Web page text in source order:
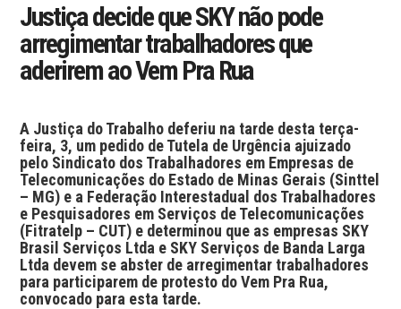
Justiça decide que SKY não pode
arregimentar trabalhadores que
aderirem ao Vem Pra Rua
A Justiça do Trabalho deferiu na tarde desta terça-
feira, 3, um pedido de Tutela de Urgência ajuizado
pelo Sindicato dos Trabalhadores em Empresas de
Telecomunicações do Estado de Minas Gerais (Sinttel
– MG) e a Federação Interestadual dos Trabalhadores
e Pesquisadores em Serviços de Telecomunicações
(Fitratelp – CUT) e determinou que as empresas SKY
Brasil Serviços Ltda e SKY Serviços de Banda Larga
Ltda devem se abster de arregimentar trabalhadores
para participarem de protesto do Vem Pra Rua,
convocado para esta tarde.